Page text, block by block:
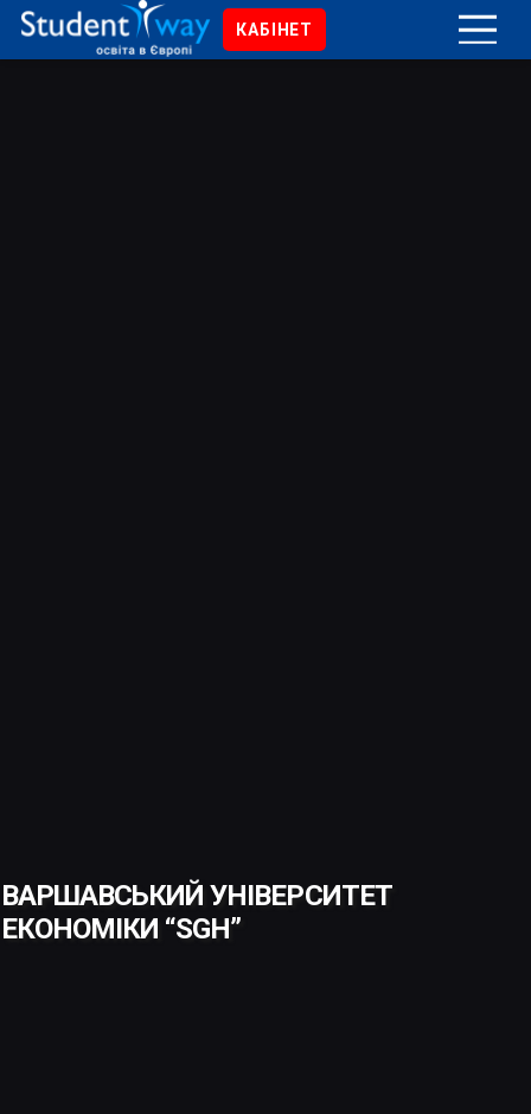
КАБІНЕТ
ВАРШАВСЬКИЙ УНІВЕРСИТЕТ
ЕКОНОМІКИ “SGH”